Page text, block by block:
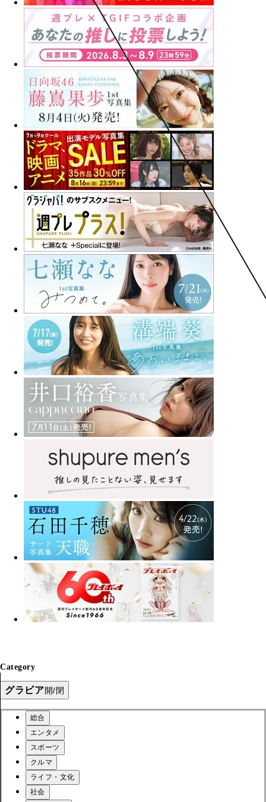
Category
グラビア開/閉
総合
エンタメ
スポーツ
クルマ
ライフ・文化
社会